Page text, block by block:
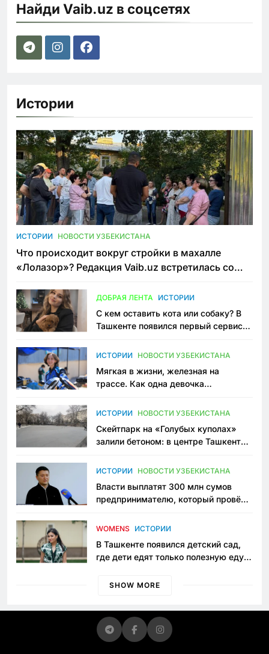
Найди Vaib.uz в соцсетях
Истории
ИСТОРИИ НОВОСТИ УЗБЕКИСТАНА
Что происходит вокруг стройки в махалле
«Лолазор»? Редакция Vaib.uz встретилась со
ДОБРАЯ ЛЕНТА ИСТОРИИ
С кем оставить кота или собаку? В
Ташкенте появился первый сервис
ИСТОРИИ НОВОСТИ УЗБЕКИСТАНА
Мягкая в жизни, железная на
трассе. Как одна девочка
Узбекистане
ИСТОРИИ НОВОСТИ УЗБЕКИСТАНА
Скейтпарк на «Голубых куполах»
залили бетоном: в центре Ташкента
пространство
ИСТОРИИ НОВОСТИ УЗБЕКИСТАНА
Власти выплатят 300 млн сумов
предпринимателю, который провёл
приговору
WOMENS ИСТОРИИ
В Ташкенте появился детский сад,
где дети едят только полезную еду.
просить «кашу без сахара»
SHOW MORE